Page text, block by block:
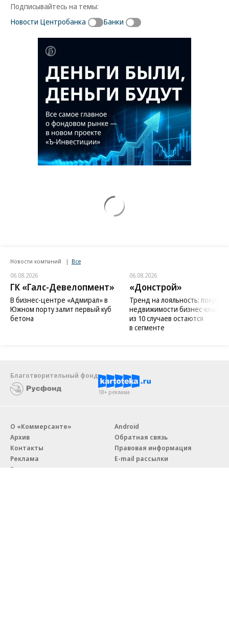
Подписывайтесь на темы:
Новости Центробанка
Банки
Новости компаний Все
06.08.2026
ГК «Галс-Девелопмент»
В бизнес-центре «Адмирал» в
Южном порту залит первый куб
бетона
06.08.2026
«Донстрой»
Тренд на лояльность:
недвижимости бизнес-класса
из 10 случаев остаются
в сегменте
Благотворительный фонд
18+ реклама
О «Коммерсанте»
Архив
Контакты
Реклама
Вакансии
Android
Обратная связь
Правовая информация
E-mail рассылки